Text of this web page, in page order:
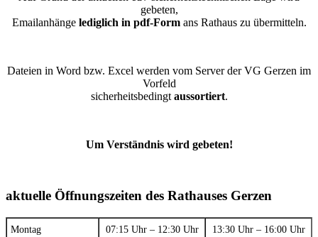
gebeten,
Emailanhänge lediglich in pdf-Formans Rathaus zu übermitteln.
Dateien in Word bzw. Excel werden vom Server der VG Gerzen im
Vorfeld
sicherheitsbedingt aussortiert.
Um Verständnis wird gebeten!
aktuelle Öffnungszeiten des Rathauses Gerzen
Montag 07:15 Uhr – 12:30 Uhr 13:30 Uhr – 16:00 Uhr